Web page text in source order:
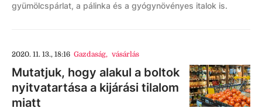
gyümölcspárlat, a pálinka és a gyógynövényes italok is.
2020. 11. 13., 18:16 Gazdaság, vásárlás
Mutatjuk, hogy alakul a boltok
nyitvatartása a kijárási tilalom
miatt